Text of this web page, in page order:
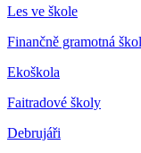
Les ve škole
Finančně gramotná
Ekoškola
Faitradové školy
Debrujáři